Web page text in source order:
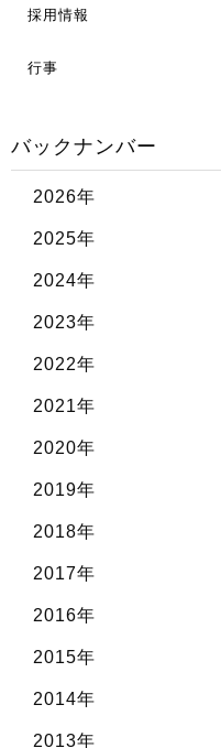
採用情報
行事
バックナンバー
2026年
2025年
2024年
2023年
2022年
2021年
2020年
2019年
2018年
2017年
2016年
2015年
2014年
2013年